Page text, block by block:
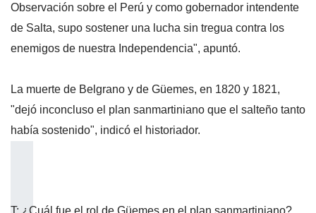
Observación sobre el Perú y como gobernador intendente
de Salta, supo sostener una lucha sin tregua contra los
enemigos de nuestra Independencia", apuntó.
La muerte de Belgrano y de Güemes, en 1820 y 1821,
"dejó inconcluso el plan sanmartiniano que el salteño tanto
había sostenido", indicó el historiador.
T: ¿Cuál fue el rol de Güemes en el plan sanmartiniano?